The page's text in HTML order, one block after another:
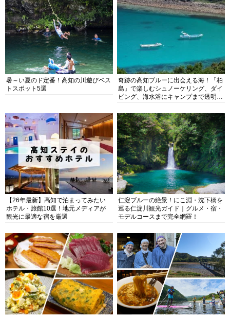
暑～い夏のド定番！高知の川遊びベス
トスポット5選
奇跡の高知ブルーに出会える海！「柏
島」で楽しむシュノーケリング、ダイ
ビング、海水浴にキャンプまで透明度
【26年最新】高知で泊まってみたい
ホテル・旅館10選！地元メディアが
観光に最適な宿を厳選
仁淀ブルーの絶景！にこ淵・沈下橋を
巡る仁淀川観光ガイド｜グルメ・宿・
モデルコースまで完全網羅！